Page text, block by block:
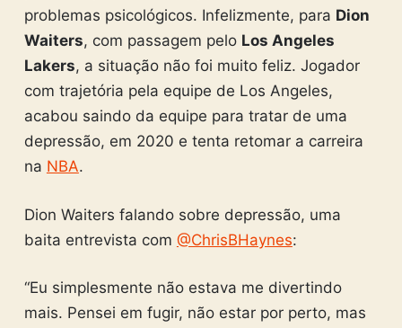
problemas psicológicos. Infelizmente, para Dion
Waiters, com passagem pelo Los Angeles
Lakers, a situação não foi muito feliz. Jogador
com trajetória pela equipe de Los Angeles,
acabou saindo da equipe para tratar de uma
depressão, em 2020 e tenta retomar a carreira
na NBA.
Dion Waiters falando sobre depressão, uma
baita entrevista com @ChrisBHaynes:
“Eu simplesmente não estava me divertindo
mais. Pensei em fugir, não estar por perto, mas